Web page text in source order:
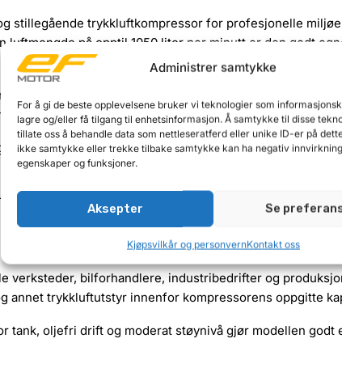
Administrer samtykke
For å gi de beste opplevelsene bruker vi teknologier som
lagre og/eller få tilgang til enhetsinformasjon. Å samtykke til disse
tillate oss å behandle data som nettleseratferd eller unike ID-er på
ikke samtykke eller trekke tilbake samtykke kan ha negativ
egenskaper og funksjoner.
Aksepter Se
Kjøpsvilkår og personvernKontakt oss
stillegående trykkluftkompressor for profesjonelle
luftmengde på opptil 1050 liter per minutt er den godt
for løpende oljeservice og gir trykkluft uten
i tanken, og både intervall og åpningstid kan
strømtrekket ved oppstart. Kompressoren er også
230 V eller 400 V. Begge alternativene krever 3-
verksteder, bilforhandlere, industribedrifter og
annet trykkluftutstyr innenfor kompressorens oppgitte
tank, oljefri drift og moderat støynivå gjør modellen